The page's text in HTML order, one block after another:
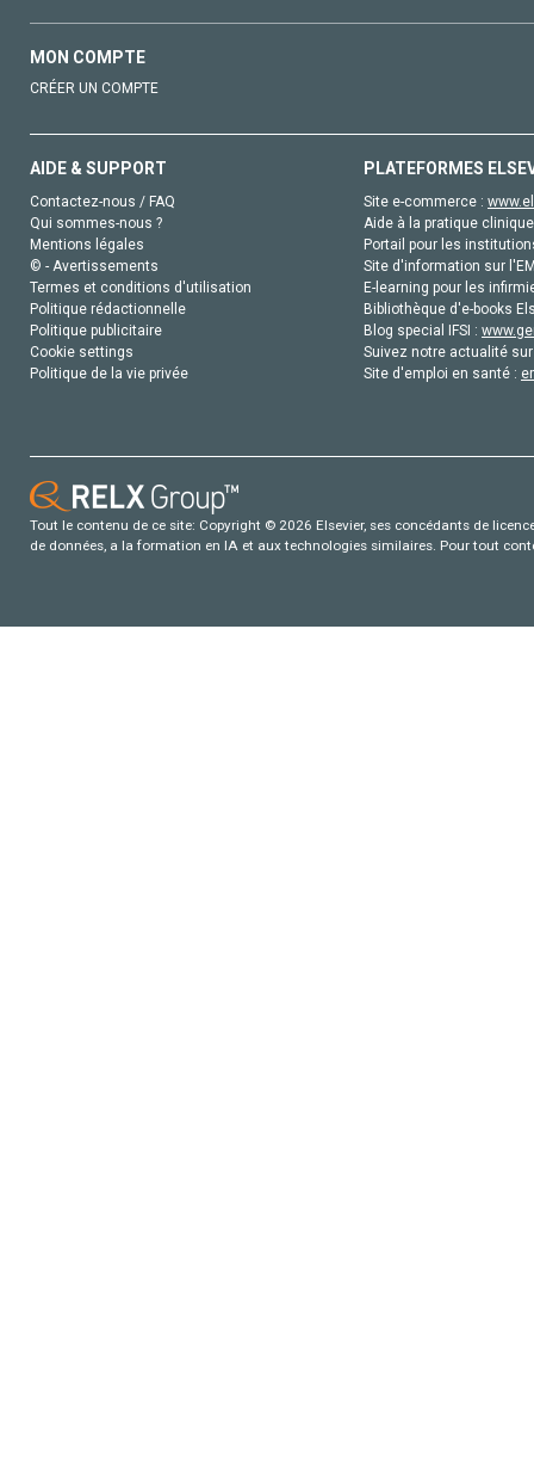
MON COMPTE
CRÉER UN COMPTE
AIDE & SUPPORT
Contactez-nous / FAQ
Qui sommes-nous ?
Mentions légales
© - Avertissements
Termes et conditions d'utilisation
Politique rédactionnelle
Politique publicitaire
Cookie settings
Politique de la vie privée
PLATEFORMES
Site e-commerce :
Aide à la pratique
Portail pour les
Site d'information sur
E-learning pour les
Bibliothèque d'e-books
Blog special IFSI :
Suivez notre actualité
Site d'emploi en santé :
Tout le contenu de ce site: Copyright © 2026 Elsevier, ses concédants de
de données, a la formation en IA et aux technologies similaires. Pour tout